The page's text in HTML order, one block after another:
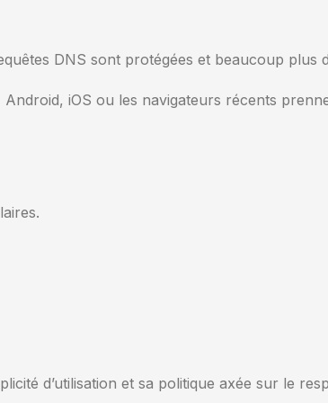
DNS sont protégées et beaucoup plus
iOS ou les navigateurs récents
d’utilisation et sa politique axée sur le